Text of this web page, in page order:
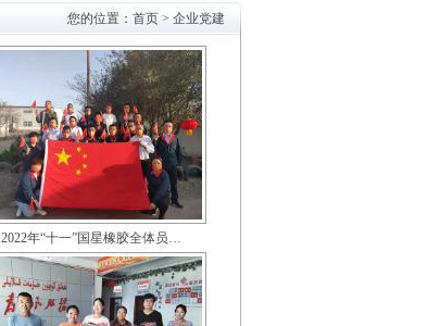
您的位置： 首页 > 企业党建
2022年“十一”国星橡胶全体员…